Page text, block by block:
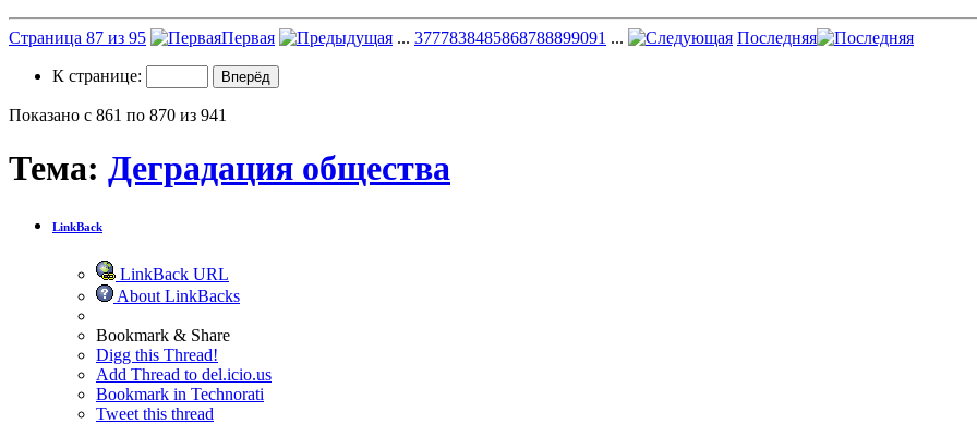
Страница 87 из 95 Первая ... 3777838485868788899091 ... Последняя
К странице:
Показано с 861 по 870 из 941
Тема: Деградация общества
LinkBack
LinkBack URL
About LinkBacks
Bookmark & Share
Digg this Thread!
Add Thread to del.icio.us
Bookmark in Technorati
Tweet this thread